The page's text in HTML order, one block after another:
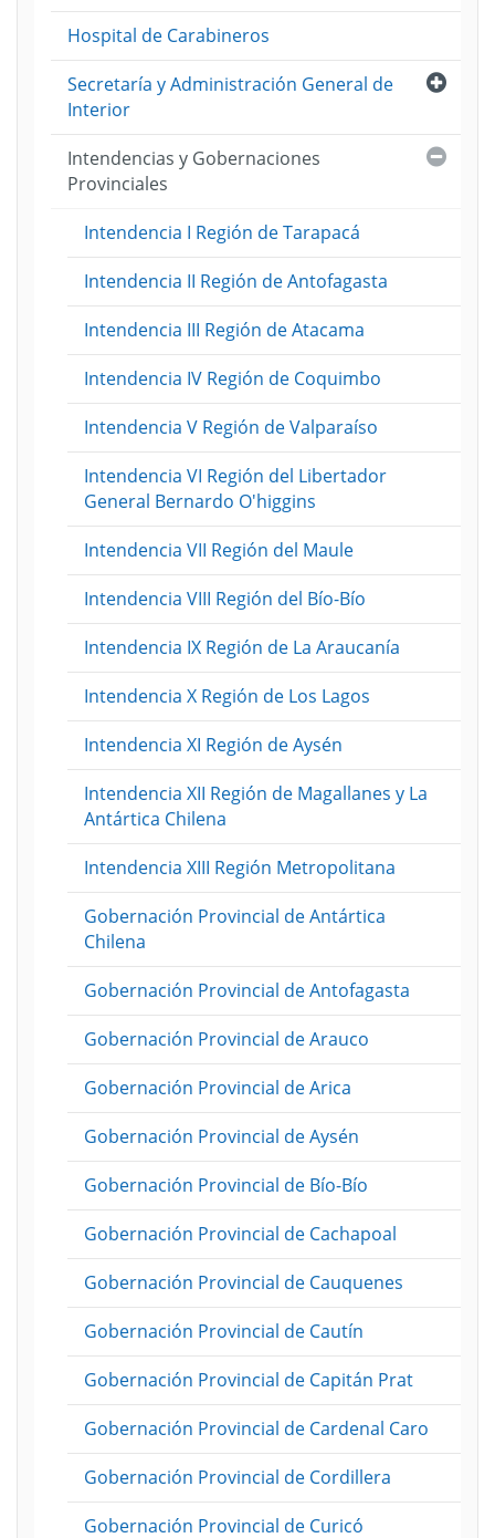
Hospital de Carabineros
Abrir
Secretaría y Administración General de
Interior
Intendencias y Gobernaciones
Provinciales
Intendencia I Región de Tarapacá
Intendencia II Región de Antofagasta
Intendencia III Región de Atacama
Intendencia IV Región de Coquimbo
Intendencia V Región de Valparaíso
Intendencia VI Región del Libertador
General Bernardo O'higgins
Intendencia VII Región del Maule
Intendencia VIII Región del Bío-Bío
Intendencia IX Región de La Araucanía
Intendencia X Región de Los Lagos
Intendencia XI Región de Aysén
Intendencia XII Región de Magallanes y La
Antártica Chilena
Intendencia XIII Región Metropolitana
Gobernación Provincial de Antártica
Chilena
Gobernación Provincial de Antofagasta
Gobernación Provincial de Arauco
Gobernación Provincial de Arica
Gobernación Provincial de Aysén
Gobernación Provincial de Bío-Bío
Gobernación Provincial de Cachapoal
Gobernación Provincial de Cauquenes
Gobernación Provincial de Cautín
Gobernación Provincial de Capitán Prat
Gobernación Provincial de Cardenal Caro
Gobernación Provincial de Cordillera
Gobernación Provincial de Curicó